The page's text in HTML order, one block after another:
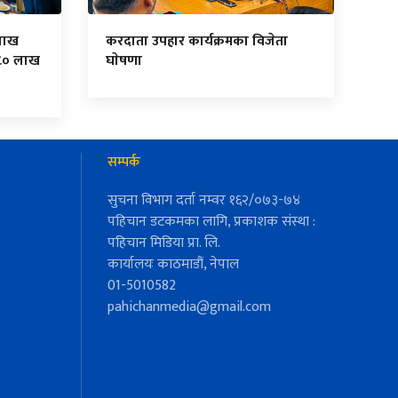
लाख
करदाता उपहार कार्यक्रमका विजेता
घाेषणा
सम्पर्क
सुचना विभाग दर्ता नम्वर १६२/०७३-७४
पहिचान डटकमका लागि, प्रकाशक संस्था :
पहिचान मिडिया प्रा. लि.
कार्यालयः काठमाडौं, नेपाल
01-5010582
pahichanmedia@gmail.com